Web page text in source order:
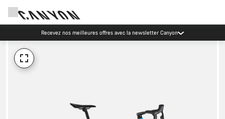
Recevez nos meilleures offres avec la newsletter Canyon